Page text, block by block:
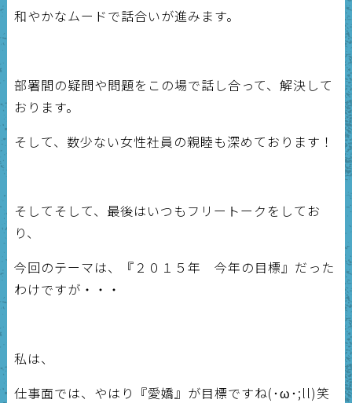
和やかなムードで話合いが進みます。
部署間の疑問や問題をこの場で話し合って、解決して
おります。
そして、数少ない女性社員の親睦も深めております！
そしてそして、最後はいつもフリートークをしてお
り、
今回のテーマは、『２０１５年 今年の目標』だった
わけですが・・・
私は、
仕事面では、やはり『愛嬌』が目標ですね(･ω･;ll)笑